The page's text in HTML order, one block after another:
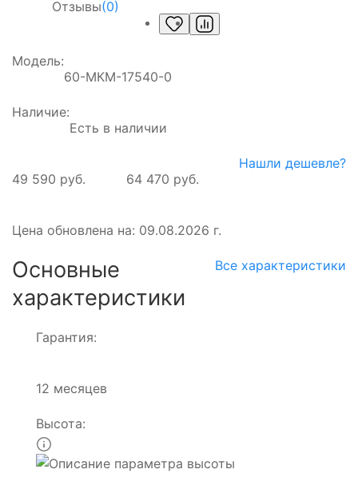
Отзывы(0)
Модель:
60-МКМ-17540-0
Наличие:
Есть в наличии
49 590 руб. 64 470 руб.
Нашли дешевле?
Цена обновлена на: 09.08.2026 г.
Основные
характеристики
Все характеристики
Гарантия:
12 месяцев
Высота: